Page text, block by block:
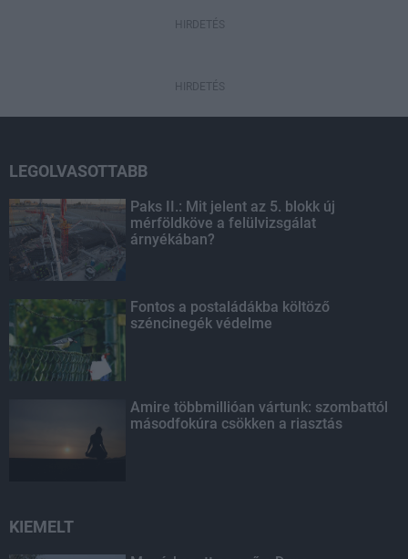
HIRDETÉS
HIRDETÉS
LEGOLVASOTTABB
Paks II.: Mit jelent az 5. blokk új
mérföldköve a felülvizsgálat
árnyékában?
Fontos a postaládákba költöző
széncinegék védelme
Amire többmillióan vártunk: szombattól
másodfokúra csökken a riasztás
KIEMELT